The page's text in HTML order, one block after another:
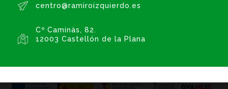
centro@ramiroizquierdo.es
Cº Caminàs, 82.
12003 Castellón de la Plana